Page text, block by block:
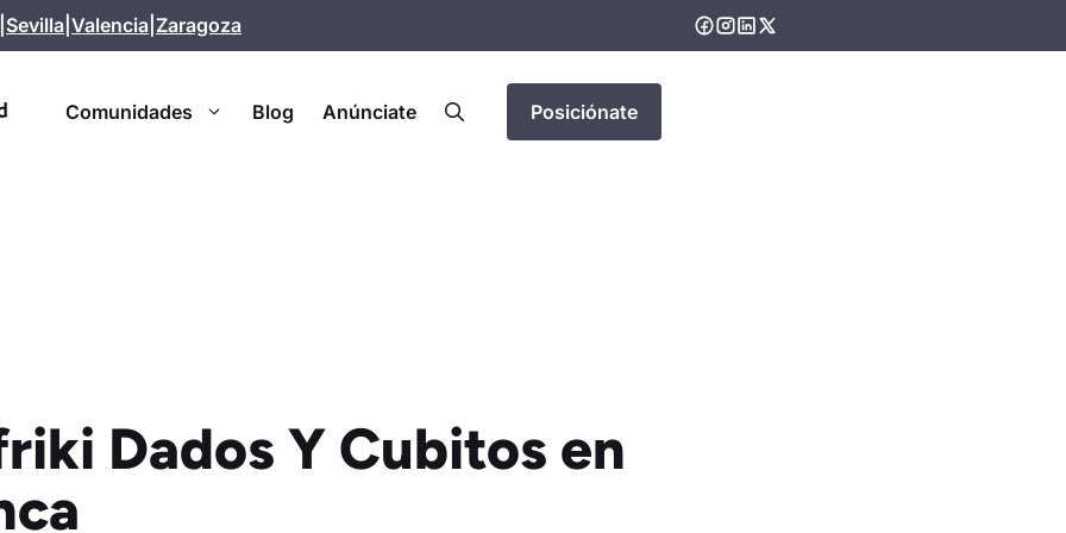
Sevilla Valencia Zaragoza
Comunidades Blog Anúnciate Posiciónate
Dados Y Cubitos en